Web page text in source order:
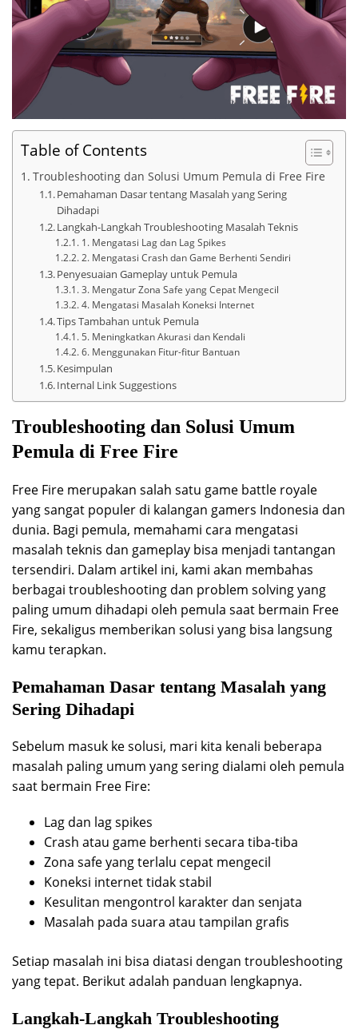
Table of Contents
Troubleshooting dan Solusi Umum Pemula di Free Fire
Pemahaman Dasar tentang Masalah yang Sering
Dihadapi
Langkah-Langkah Troubleshooting Masalah Teknis
1. Mengatasi Lag dan Lag Spikes
2. Mengatasi Crash dan Game Berhenti Sendiri
Penyesuaian Gameplay untuk Pemula
3. Mengatur Zona Safe yang Cepat Mengecil
4. Mengatasi Masalah Koneksi Internet
Tips Tambahan untuk Pemula
5. Meningkatkan Akurasi dan Kendali
6. Menggunakan Fitur-fitur Bantuan
Kesimpulan
Internal Link Suggestions
Troubleshooting dan Solusi Umum
Pemula di Free Fire
Free Fire merupakan salah satu game battle royale
yang sangat populer di kalangan gamers Indonesia dan
dunia. Bagi pemula, memahami cara mengatasi
masalah teknis dan gameplay bisa menjadi tantangan
tersendiri. Dalam artikel ini, kami akan membahas
berbagai troubleshooting dan problem solving yang
paling umum dihadapi oleh pemula saat bermain Free
Fire, sekaligus memberikan solusi yang bisa langsung
kamu terapkan.
Pemahaman Dasar tentang Masalah yang
Sering Dihadapi
Sebelum masuk ke solusi, mari kita kenali beberapa
masalah paling umum yang sering dialami oleh pemula
saat bermain Free Fire:
Lag dan lag spikes
Crash atau game berhenti secara tiba-tiba
Zona safe yang terlalu cepat mengecil
Koneksi internet tidak stabil
Kesulitan mengontrol karakter dan senjata
Masalah pada suara atau tampilan grafis
Setiap masalah ini bisa diatasi dengan troubleshooting
yang tepat. Berikut adalah panduan lengkapnya.
Langkah-Langkah Troubleshooting